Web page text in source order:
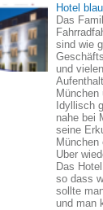
Hotel
Das
sind wie
und
München
Idyllisch
nahe bei
seine
Uber
Das
so dass
sollte
und man